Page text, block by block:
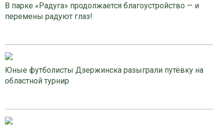
В парке «Радуга» продолжается благоустройство — и
перемены радуют глаз!
Юные футболисты Дзержинска разыграли путёвку на
областной турнир